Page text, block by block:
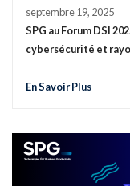
septembre 19, 2025
SPG au Forum DSI
cybersécurité et
En Savoir Plus